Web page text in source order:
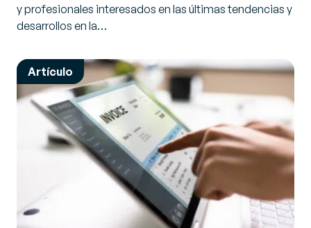
y profesionales interesados en las últimas tendencias y
desarrollos en la…
Artículo